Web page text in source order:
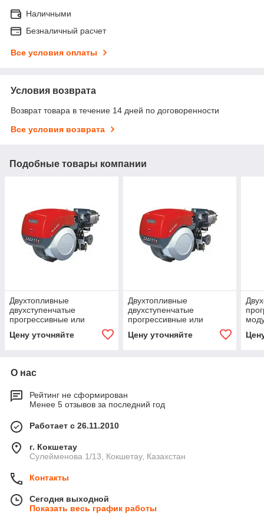
Наличными
Безналичный расчет
Все условия оплаты
Условия возврата
Возврат товара в течение 14 дней по договоренности
Все условия возврата
Подобные товары компании
Двухтопливные
двухступенчатые
прогрессивные или
модуляционные горелки
со сниженными
Цену уточняйте
Двухтопливные
двухступенчатые
прогрессивные или
модуляционные горелки
со сниженными
Цену уточняйте
О нас
Рейтинг не сформирован
Менее 5 отзывов за последний год
Работает с 26.11.2010
г. Кокшетау
Сулейменова 1/13, Кокшетау, Казахстан
Контакты
Сегодня выходной
Показать весь график работы